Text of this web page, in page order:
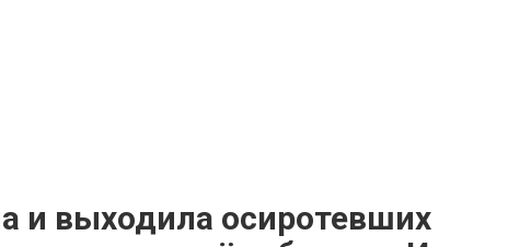
и выходила осиротевших